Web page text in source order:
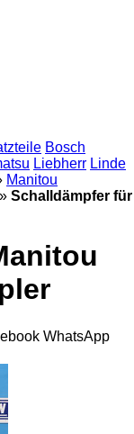
Bosch
Liebherr Linde
Manitou
» Schalldämpfer für
WhatsApp